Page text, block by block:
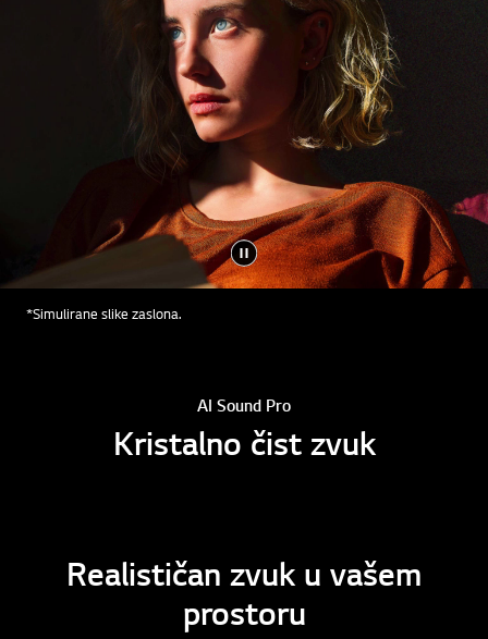
*Simulirane slike zaslona.
AI Sound Pro
Kristalno čist zvuk
Realističan zvuk u vašem
prostoru